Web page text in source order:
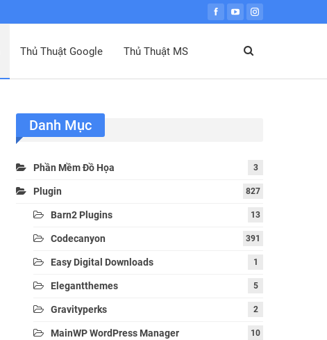
Thủ Thuật Google Thủ Thuật MS
Danh Mục
Phần Mềm Đồ Họa 3
Plugin 827
Barn2 Plugins 13
Codecanyon 391
Easy Digital Downloads 1
Elegantthemes 5
Gravityperks 2
MainWP WordPress Manager 10